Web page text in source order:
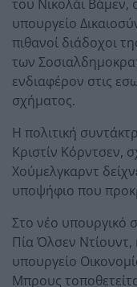
του Νικολάι Βάμεν,
υπουργείο
πιθανοί διάδοχοι
των
ενδιαφέρον στις
σχήματος.
Η πολιτική
Κριστίν Κόρντσεν,
Χούμελγκαρντ
υποψήφιο που
Στο νέο υπουργικό
Πία Όλσεν
υπουργείο
Μπρους